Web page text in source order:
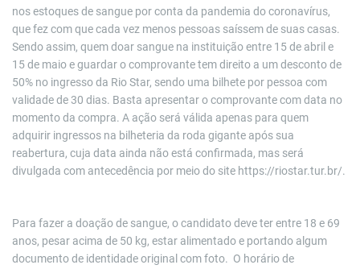
e
nos estoques de sangue por conta da pandemia do coronavírus,
que fez com que cada vez menos pessoas saíssem de suas casas.
Sendo assim, quem doar sangue na instituição entre 15 de abril e
15 de maio e guardar o comprovante tem direito a um desconto de
50% no ingresso da Rio Star, sendo uma bilhete por pessoa com
validade de 30 dias. Basta apresentar o comprovante com data no
momento da compra. A ação será válida apenas para quem
adquirir ingressos na bilheteria da roda gigante após sua
reabertura, cuja data ainda não está confirmada, mas será
divulgada com antecedência por meio do site https://riostar.tur.br/.
Para fazer a doação de sangue, o candidato deve ter entre 18 e 69
anos, pesar acima de 50 kg, estar alimentado e portando algum
documento de identidade original com foto. O horário de